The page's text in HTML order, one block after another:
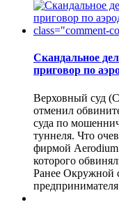
Скандальное
приговор по
Верховный суд
отменил
суда по
туннеля. Что
фирмой
которого
Ранее Окружной